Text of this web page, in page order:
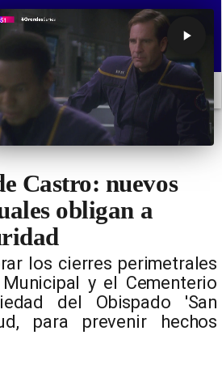
TENDENCIAS INICIO
Castro: nuevos
obligan a
los cierres perimetrales
y el Cementerio
del Obispado 'San
para prevenir hechos